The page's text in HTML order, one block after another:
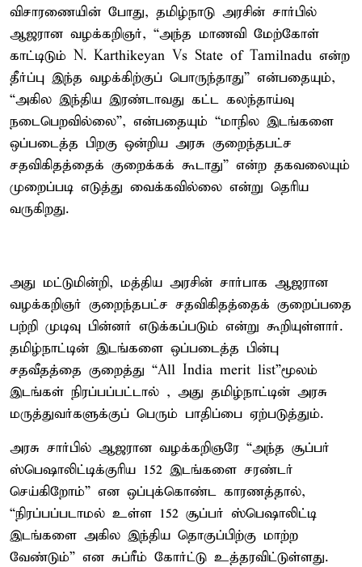
விசாரணையின் போது, தமிழ்நாடு அரசின் சார்பில்
ஆஜரான வழக்கறிஞர், “அந்த மாணவி மேற்கோள்
காட்டிடும் N. Karthikeyan Vs State of Tamilnadu என்ற
தீர்ப்பு இந்த வழக்கிற்குப் பொருந்தாது” என்பதையும்,
“அகில இந்திய இரண்டாவது கட்ட கலந்தாய்வு
நடைபெறவில்லை”, என்பதையும் “மாநில இடங்களை
ஒப்படைத்த பிறகு ஒன்றிய அரசு குறைந்தபட்ச
சதவிகிதத்தைக் குறைக்கக் கூடாது” என்ற தகவலையும்
முறைப்படி எடுத்து வைக்கவில்லை என்று தெரிய
வருகிறது.
அது மட்டுமின்றி, மத்திய அரசின் சார்பாக ஆஜரான
வழக்கறிஞர் குறைந்தபட்ச சதவிகிதத்தைக் குறைப்பதை
பற்றி முடிவு பின்னர் எடுக்கப்படும் என்று கூறியுள்ளார்.
தமிழ்நாட்டின் இடங்களை ஒப்படைத்த பின்பு
சதவீதத்தை குறைத்து “All India merit list”மூலம்
இடங்கள் நிரப்பப்பட்டால் , அது தமிழ்நாட்டின் அரசு
மருத்துவர்களுக்குப் பெரும் பாதிப்பை ஏற்படுத்தும்.
அரசு சார்பில் ஆஜரான வழக்கறிஞரே “அந்த சூப்பர்
ஸ்பெஷாலிட்டிக்குரிய 152 இடங்களை சரண்டர்
செய்கிறோம்” என ஒப்புக்கொண்ட காரணத்தால்,
“நிரப்பப்படாமல் உள்ள 152 சூப்பர் ஸ்பெஷாலிட்டி
இடங்களை அகில இந்திய தொகுப்பிற்கு மாற்ற
வேண்டும்” என சுப்ரீம் கோர்ட்டு உத்தரவிட்டுள்ளது.